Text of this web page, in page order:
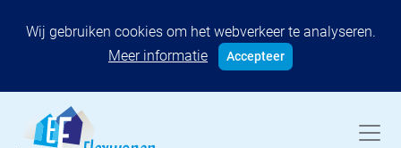
Wij gebruiken cookies om het webverkeer te analyseren.
Meer informatie
Accepteer